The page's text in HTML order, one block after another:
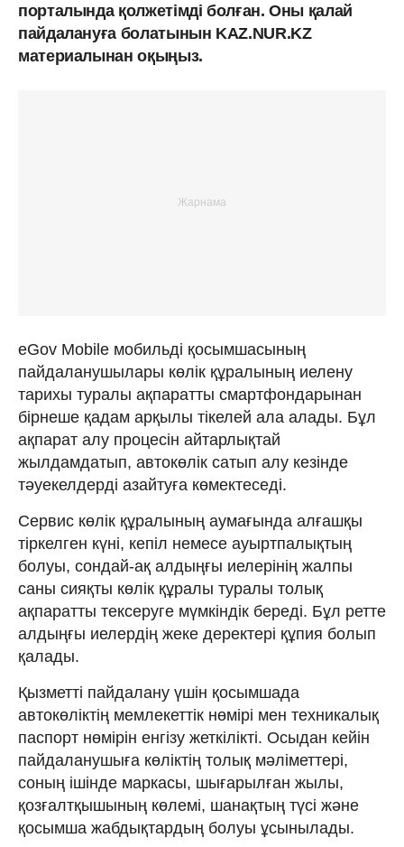
порталында қолжетімді болған. Оны қалай
пайдалануға болатынын KAZ.NUR.KZ
материалынан оқыңыз.
eGov Mobile мобильді қосымшасының
пайдаланушылары көлік құралының иелену
тарихы туралы ақпаратты смартфондарынан
бірнеше қадам арқылы тікелей ала алады. Бұл
ақпарат алу процесін айтарлықтай
жылдамдатып, автокөлік сатып алу кезінде
тәуекелдерді азайтуға көмектеседі.
Сервис көлік құралының аумағында алғашқы
тіркелген күні, кепіл немесе ауыртпалықтың
болуы, сондай-ақ алдыңғы иелерінің жалпы
саны сияқты көлік құралы туралы толық
ақпаратты тексеруге мүмкіндік береді. Бұл ретте
алдыңғы иелердің жеке деректері құпия болып
қалады.
Қызметті пайдалану үшін қосымшада
автокөліктің мемлекеттік нөмірі мен техникалық
паспорт нөмірін енгізу жеткілікті. Осыдан кейін
пайдаланушыға көліктің толық мәліметтері,
соның ішінде маркасы, шығарылған жылы,
қозғалтқышының көлемі, шанақтың түсі және
қосымша жабдықтардың болуы ұсынылады.